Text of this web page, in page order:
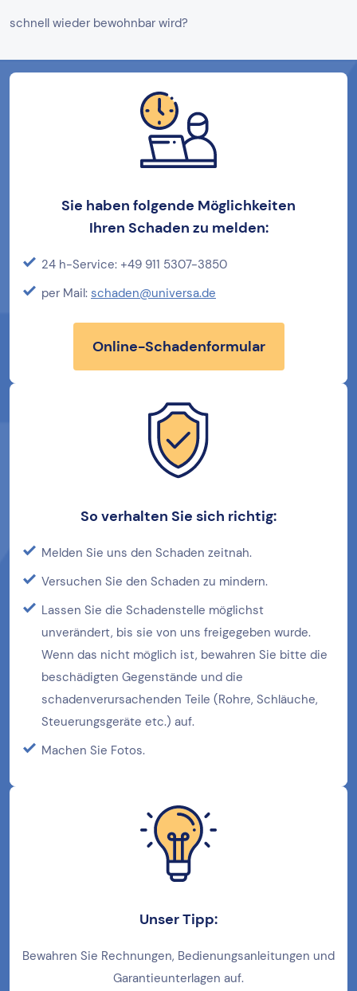
schnell wieder bewohnbar wird?
Sie haben folgende Möglichkeiten
Ihren Schaden zu melden:
24 h-Service: +49 911 5307-3850
per Mail: schaden@universa.de
Online-Schadenformular
So verhalten Sie sich richtig:
Melden Sie uns den Schaden zeitnah.
Versuchen Sie den Schaden zu mindern.
Lassen Sie die Schadenstelle möglichst
unverändert, bis sie von uns freigegeben wurde.
Wenn das nicht möglich ist, bewahren Sie bitte die
beschädigten Gegenstände und die
schadenverursachenden Teile (Rohre, Schläuche,
Steuerungsgeräte etc.) auf.
Machen Sie Fotos.
Unser Tipp:
Bewahren Sie Rechnungen, Bedienungsanleitungen und
Garantieunterlagen auf.